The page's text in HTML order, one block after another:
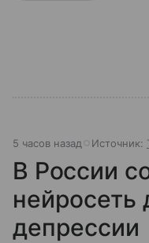
5 часов назад Источник:
В России
нейросеть
депрессии